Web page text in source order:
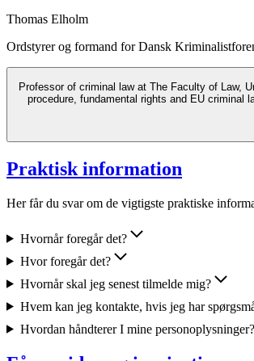
Thomas Elholm
Ordstyrer og formand for Dansk
Professor of criminal law at The Faculty of Law, University of Copenhagen, since 2018. Before that professor
procedure, fundamental rights and EU criminal
Praktisk information
Her får du svar om de vigtigste praktiske
Hvornår foregår det?
Hvor foregår det?
Hvornår skal jeg senest tilmelde mig?
Hvem kan jeg kontakte, hvis jeg har
Hvordan håndterer I mine personoplysninger?